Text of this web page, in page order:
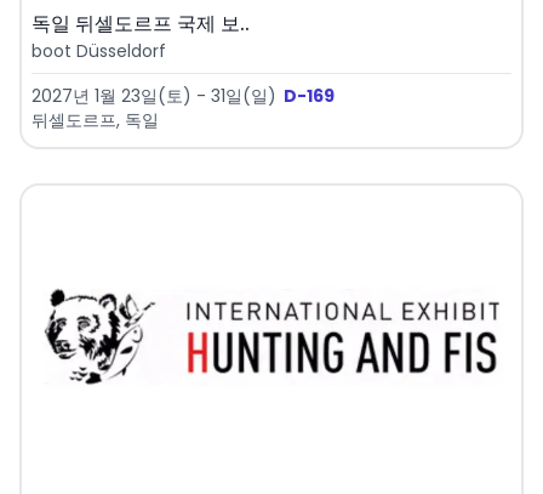
독일 뒤셀도르프 국제 보..
boot Düsseldorf
2027년 1월 23일(토) - 31일(일) D-169
뒤셀도르프, 독일